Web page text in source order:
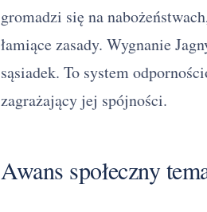
gromadzi się na
łamiące zasady. Wygnanie
sąsiadek. To system
zagrażający jej spójności.
Awans społeczny